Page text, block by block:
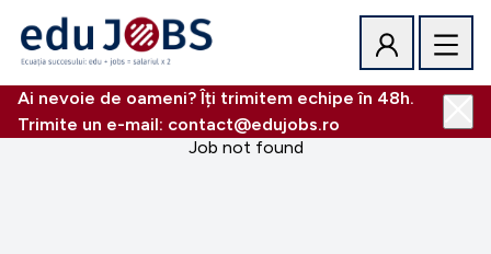
Ai nevoie de oameni? Îți trimitem echipe în 48h.
Trimite un e-mail: contact@edujobs.ro
Job not found